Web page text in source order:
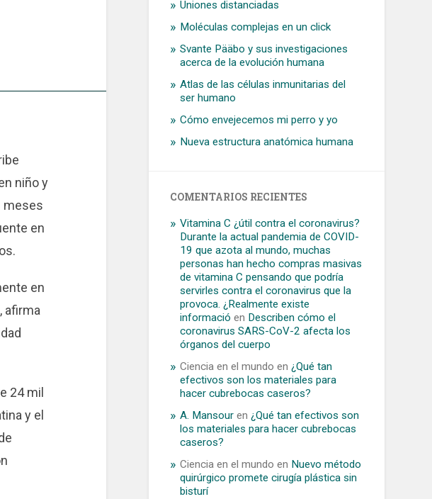
niño y
meses
en
en
afirma
24 mil
y el
Uniones distanciadas
Moléculas complejas en un click
Svante Pääbo y sus investigaciones
acerca de la evolución humana
Atlas de las células inmunitarias del
ser humano
Cómo envejecemos mi perro y yo
Nueva estructura anatómica humana
COMENTARIOS RECIENTES
Vitamina C ¿útil contra el coronavirus?
Durante la actual pandemia de COVID-
19 que azota al mundo, muchas
personas han hecho compras masivas
de vitamina C pensando que podría
servirles contra el coronavirus que la
provoca. ¿Realmente existe
informació en Describen cómo el
coronavirus SARS-CoV-2 afecta los
órganos del cuerpo
Ciencia en el mundo en¿Qué tan
efectivos son los materiales para
hacer cubrebocas caseros?
A. Mansour en¿Qué tan efectivos son
los materiales para hacer cubrebocas
caseros?
Ciencia en el mundo en Nuevo método
quirúrgico promete cirugía plástica sin
bisturí